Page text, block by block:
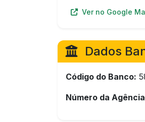
Ver no Google
Dados
Código do Banco:
Número da